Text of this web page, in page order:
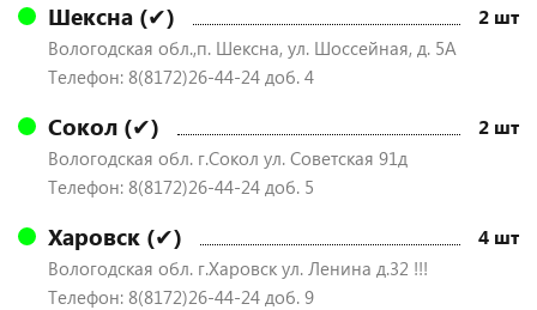
Шексна (✔) 2 шт
Вологодская обл.,п. Шексна, ул. Шоссейная, д. 5А
Телефон: 8(8172)26-44-24 доб. 4
Сокол (✔) 2 шт
Вологодская обл. г.Сокол ул. Советская 91д
Телефон: 8(8172)26-44-24 доб. 5
Харовск (✔) 4 шт
Вологодская обл. г.Харовск ул. Ленина д.32 !!!
Телефон: 8(8172)26-44-24 доб. 9